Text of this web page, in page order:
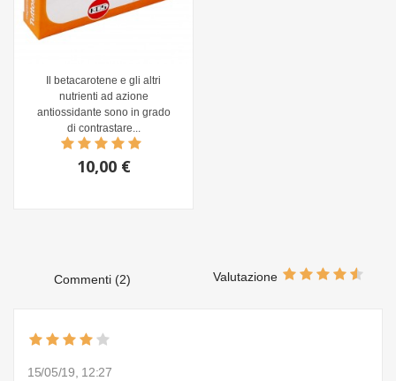
Il betacarotene e gli altri
nutrienti ad azione
antiossidante sono in grado
di contrastare...
10,00 €
Commenti (2) Valutazione
15/05/19, 12:27